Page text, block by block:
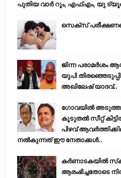
പുതിയ വാര്‍ റൂം, എഫ്‌എം, യു
സെക്സ്
ജിന്ന പരാമര്‍ശം
യുപി
അഖിലേഷ് യാദവ്..
ഗോവയിൽ
കൂടുതൽ സീറ്റ്
പിഴവ്
നൽകുന്നത് ഈ നേതാക്കൾ..
കര്‍ണാടകയില്‍
ആരംഭിച്ചതോടെ